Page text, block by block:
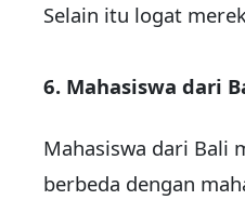
Selain itu logat
6. Mahasiswa dari
Mahasiswa dari Bali
berbeda dengan